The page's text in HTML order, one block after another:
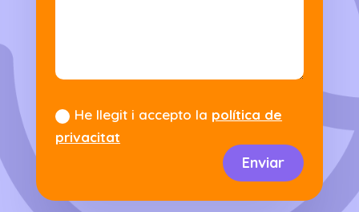
He llegit i accepto la política de
privacitat
Enviar